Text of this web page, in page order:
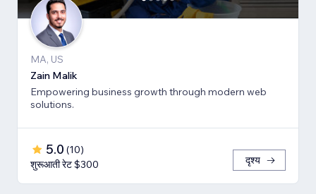
MA, US
Zain Malik
Empowering business growth through modern web
solutions.
5.0 (10)
शुरूआती रेट $300
दृश्य